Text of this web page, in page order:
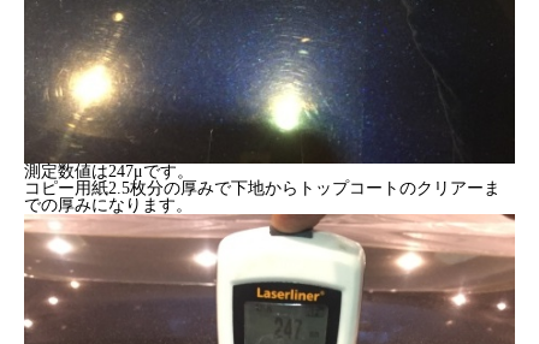
測定数値は247μです。
コピー用紙2.5枚分の厚みで下地からトップコートのクリアーま
での厚みになります。